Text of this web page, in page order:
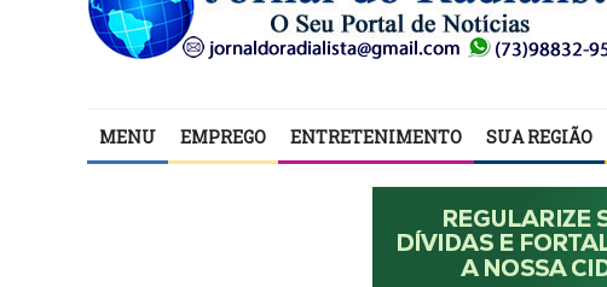
MENU EMPREGO ENTRETENIMENTO SUA REGIÃO